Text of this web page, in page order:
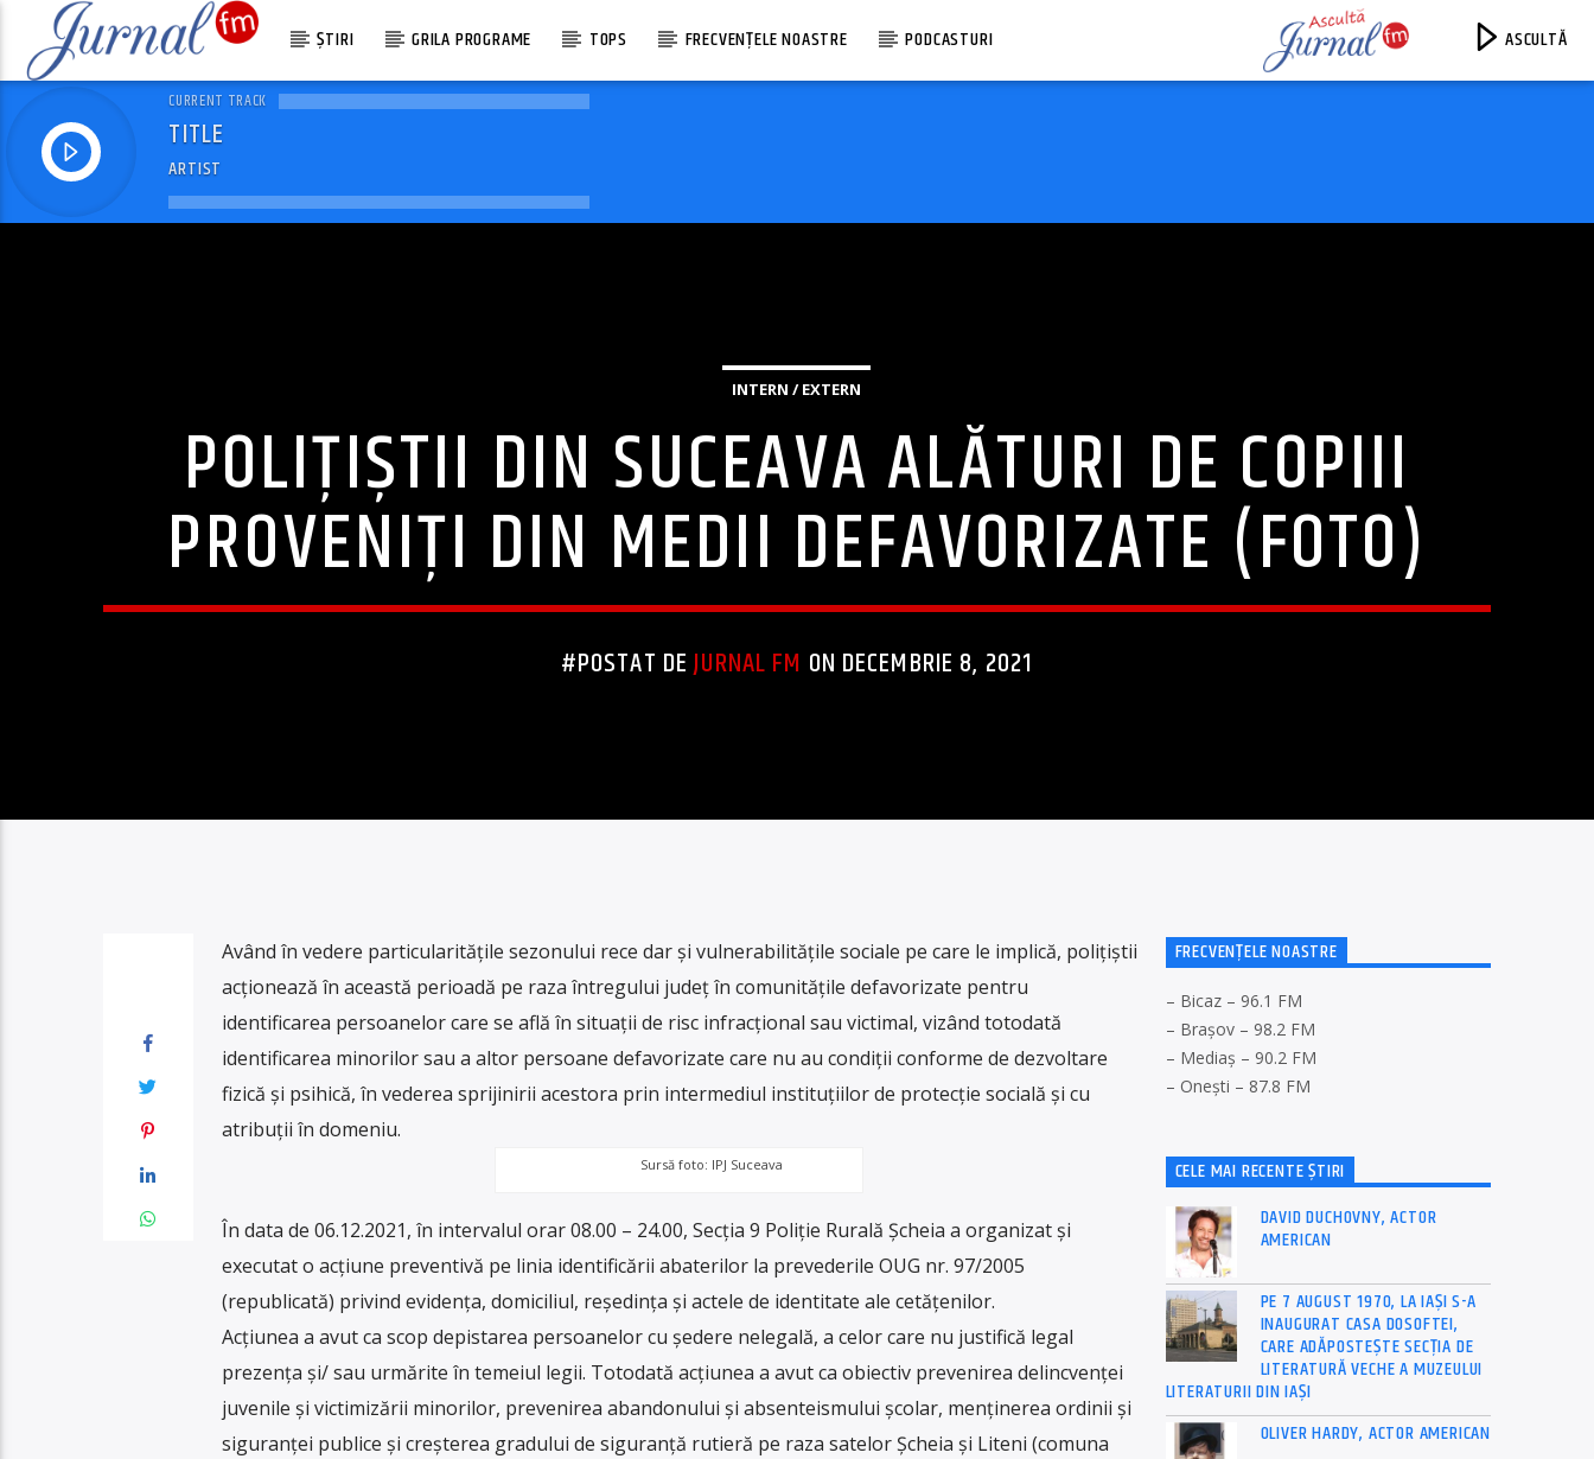
ȘTIRI GRILA PROGRAME TOPS FRECVENȚELE NOASTRE PODCASTURI ASCULTĂ
CURRENT TRACK
TITLE
ARTIST
INTERN / EXTERN
POLIȚIȘTII DIN SUCEAVA ALĂTURI DE COPIII
PROVENIȚI DIN MEDII DEFAVORIZATE (FOTO)
#POSTAT DEJURNAL FM ON DECEMBRIE 8, 2021
Având în vedere particularitățile sezonului rece dar și vulnerabilitățile sociale pe care le implică, polițiștii
acționează în această perioadă pe raza întregului județ în comunitățile defavorizate pentru
identificarea persoanelor care se află în situații de risc infracțional sau victimal, vizând totodată
identificarea minorilor sau a altor persoane defavorizate care nu au condiții conforme de dezvoltare
fizică și psihică, în vederea sprijinirii acestora prin intermediul instituțiilor de protecție socială și cu
atribuții în domeniu.
Sursă foto: IPJ Suceava
În data de 06.12.2021, în intervalul orar 08.00 – 24.00, Secția 9 Poliție Rurală Șcheia a organizat și
executat o acțiune preventivă pe linia identificării abaterilor la prevederile OUG nr. 97/2005
(republicată) privind evidența, domiciliul, reședința și actele de identitate ale cetățenilor.
Acțiunea a avut ca scop depistarea persoanelor cu ședere nelegală, a celor care nu justifică legal
prezența și/ sau urmărite în temeiul legii. Totodată acțiunea a avut ca obiectiv prevenirea delincvenței
juvenile și victimizării minorilor, prevenirea abandonului și absenteismului școlar, menținerea ordinii și
siguranței publice și creșterea gradului de siguranță rutieră pe raza satelor Șcheia și Liteni (comuna
FRECVENȚELE NOASTRE
– Bicaz – 96.1 FM
– Brașov – 98.2 FM
– Mediaș – 90.2 FM
– Onești – 87.8 FM
CELE MAI RECENTE ȘTIRI
DAVID DUCHOVNY, ACTOR
AMERICAN
PE 7 AUGUST 1970, LA IAŞI S-A
INAUGURAT CASA DOSOFTEI,
CARE ADĂPOSTEŞTE SECŢIA DE
LITERATURĂ VECHE A MUZEULUI
LITERATURII DIN IAŞI
OLIVER HARDY, ACTOR AMERICAN